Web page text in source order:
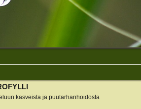
kasveista ja puutarhanhoidosta